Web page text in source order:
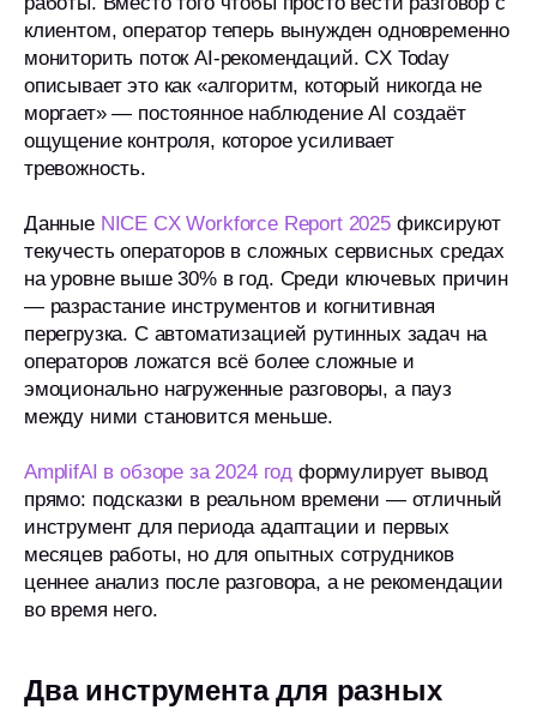
клиентом, оператор теперь вынужден одновременно
мониторить поток AI-рекомендаций. CX Today
описывает это как «алгоритм, который никогда не
моргает» — постоянное наблюдение AI создаёт
ощущение контроля, которое усиливает
тревожность.
Данные NICE CX Workforce Report 2025фиксируют
текучесть операторов в сложных сервисных средах
на уровне выше 30% в год. Среди ключевых причин
— разрастание инструментов и когнитивная
перегрузка. С автоматизацией рутинных задач на
операторов ложатся всё более сложные и
эмоционально нагруженные разговоры, а пауз
между ними становится меньше.
AmplifAI в обзоре за 2024 год формулирует вывод
прямо: подсказки в реальном времени — отличный
инструмент для периода адаптации и первых
месяцев работы, но для опытных сотрудников
ценнее анализ после разговора, а не рекомендации
во время него.
Два инструмента для разных